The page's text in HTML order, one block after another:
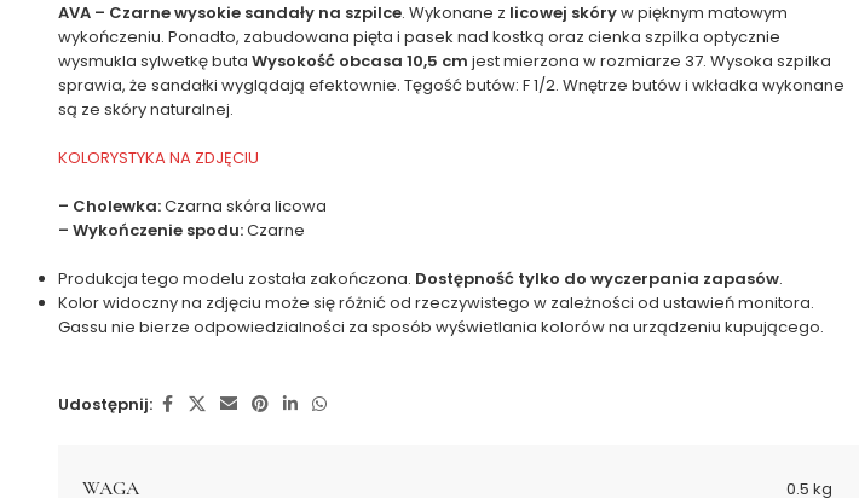
AVA – Czarne wysokie sandały na szpilce. Wykonane z licowej skóryw pięknym matowym
wykończeniu. Ponadto, zabudowana pięta i pasek nad kostką oraz cienka szpilka optycznie
wysmukla sylwetkę buta Wysokość obcasa 10,5 cm jest mierzona w rozmiarze 37. Wysoka szpilka
sprawia, że sandałki wyglądają efektownie. Tęgość butów: F 1/2. Wnętrze butów i wkładka wykonane
są ze skóry naturalnej.
KOLORYSTYKA NA ZDJĘCIU
– Cholewka:Czarna skóra licowa
– Wykończenie spodu:Czarne
Produkcja tego modelu została zakończona. Dostępność tylko do wyczerpania zapasów.
Kolor widoczny na zdjęciu może się różnić od rzeczywistego w zależności od ustawień monitora.
Gassu nie bierze odpowiedzialności za sposób wyświetlania kolorów na urządzeniu kupującego.
Udostępnij:
WAGA 0.5 kg